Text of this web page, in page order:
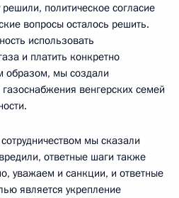
политическое согласие
вопросы осталось решить.
использовать
и платить конкретно
образом, мы создали
венгерских семей
мы сказали
ответные шаги также
уважаем и санкции, и ответные
является укрепление